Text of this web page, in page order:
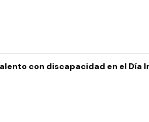
con discapacidad en el